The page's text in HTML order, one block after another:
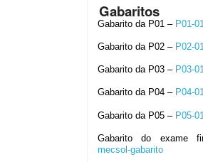
Gabaritos
Gabarito da P01 – P01-
Gabarito da P02 – P02-
Gabarito da P03 – P03-
Gabarito da P04 – P04-
Gabarito da P05 – P05-
Gabarito do exame
mecsol-gabarito